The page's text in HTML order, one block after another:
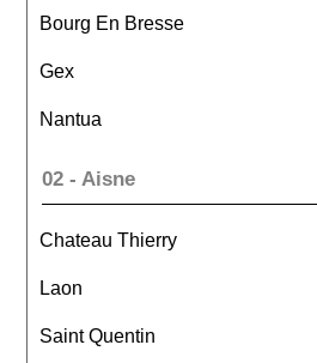
Bourg En Bresse
Gex
Nantua
02 - Aisne
Chateau Thierry
Laon
Saint Quentin